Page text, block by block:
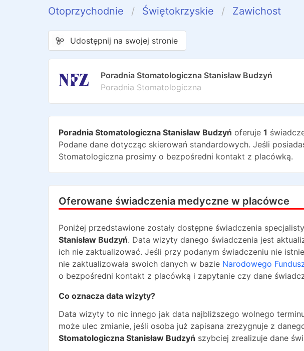
Otoprzychodnie Świętokrzyskie Zawichost
Udostępnij na swojej stronie
Poradnia Stomatologiczna Stanisław Budzyń
Poradnia Stomatologiczna
Poradnia Stomatologiczna Stanisław Budzyń oferuje 1
Podane dane dotycząc skierowań standardowych. Jeśli
Stomatologiczna prosimy o bezpośredni kontakt z placówką.
Oferowane świadczenia medyczne w placówce
Poniżej przedstawione zostały dostępne świadczenia
Stanisław Budzyń. Data wizyty danego świadczenia jest
ich nie zaktualizować. Jeśli przy podanym świadczeniu nie
nie zaktualizowała swoich danych w bazie Narodowego
o bezpośredni kontakt z placówką i zapytanie czy dane
Co oznacza data wizyty?
Data wizyty to nic innego jak data najbliższego wolnego
może ulec zmianie, jeśli osoba już zapisana zrezygnuje z
Stomatologiczna Stanisław Budzyń szybciej zrealizuje dane